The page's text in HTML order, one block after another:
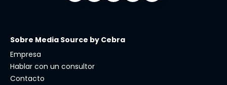
Sobre Media Source by Cebra
Empresa
Hablar con un consultor
Contacto